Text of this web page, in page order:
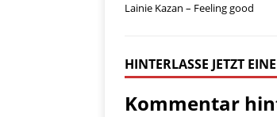
Lainie Kazan – Feeling good
HINTERLASSE JETZT
Kommentar